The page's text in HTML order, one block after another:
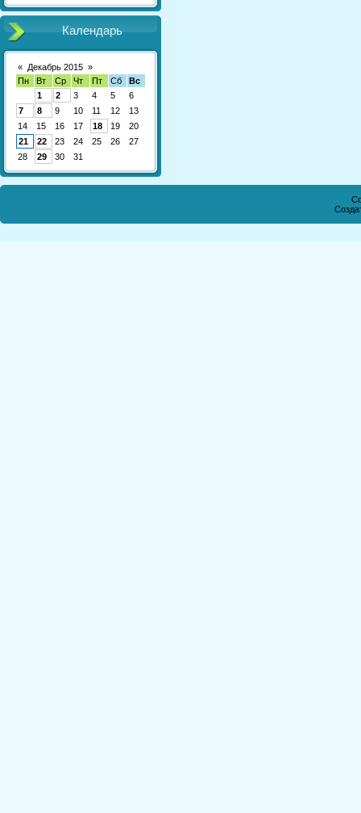
Календарь
« Декабрь 2015 »
Пн
Вт Ср Чт Пт Сб
Вс
1
2 3 4 5
6
7
8 9 10 11 12
13
14
15 16 17 18 19
20
21
22 23 24 25 26
27
28
29 30 31